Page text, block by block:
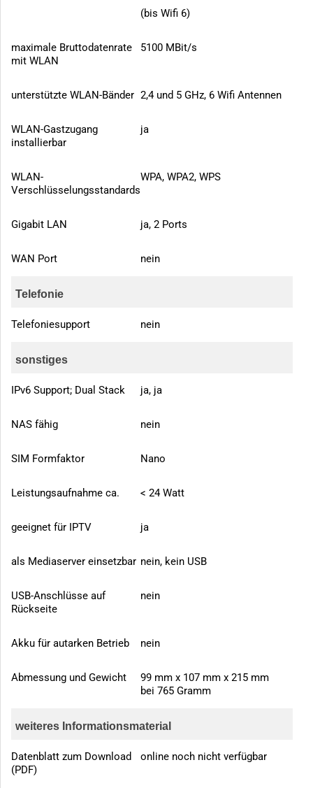
(bis Wifi 6)
maximale Bruttodatenrate
mit WLAN
5100 MBit/s
unterstützte WLAN-Bänder 2,4 und 5 GHz, 6 Wifi Antennen
WLAN-Gastzugang
installierbar
ja
WLAN-
Verschlüsselungsstandards
WPA, WPA2, WPS
Gigabit LAN ja, 2 Ports
WAN Port nein
Telefonie
Telefoniesupport nein
sonstiges
IPv6 Support; Dual Stack ja, ja
NAS fähig nein
SIM Formfaktor Nano
Leistungsaufnahme ca. < 24 Watt
geeignet für IPTV ja
als Mediaserver einsetzbar nein, kein USB
USB-Anschlüsse auf
Rückseite
nein
Akku für autarken Betrieb nein
Abmessung und Gewicht
99 mm x 107 mm x 215 mm
bei 765 Gramm
weiteres Informationsmaterial
Datenblatt zum Download
(PDF)
online noch nicht verfügbar